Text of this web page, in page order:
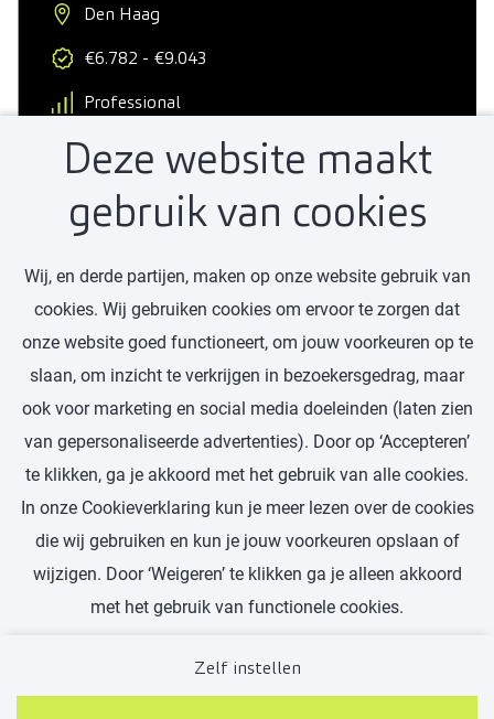
Deze website maakt
gebruik van cookies
Wij, en derde partijen, maken op onze website gebruik van
cookies. Wij gebruiken cookies om ervoor te zorgen dat
onze website goed functioneert, om jouw voorkeuren op te
slaan, om inzicht te verkrijgen in bezoekersgedrag, maar
ook voor marketing en social media doeleinden (laten zien
van gepersonaliseerde advertenties). Door op ‘Accepteren’
te klikken, ga je akkoord met het gebruik van alle cookies.
In onze Cookieverklaring kun je meer lezen over de cookies
die wij gebruiken en kun je jouw voorkeuren opslaan of
wijzigen. Door ‘Weigeren’ te klikken ga je alleen akkoord
met het gebruik van functionele cookies.
Zelf instellen
Den Haag
€6.782 - €9.043
Professional
32 - 40 uur
Bekijk vacature
Ontdek meer vacatures